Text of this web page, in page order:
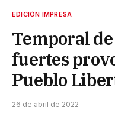
EDICIÓN IMPRESA
Temporal
fuertes
Pueblo
26 de abril de 2022